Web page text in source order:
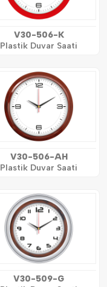
V30-506-K
Plastik Duvar Saati
V30-506-AH
Plastik Duvar Saati
V30-509-G